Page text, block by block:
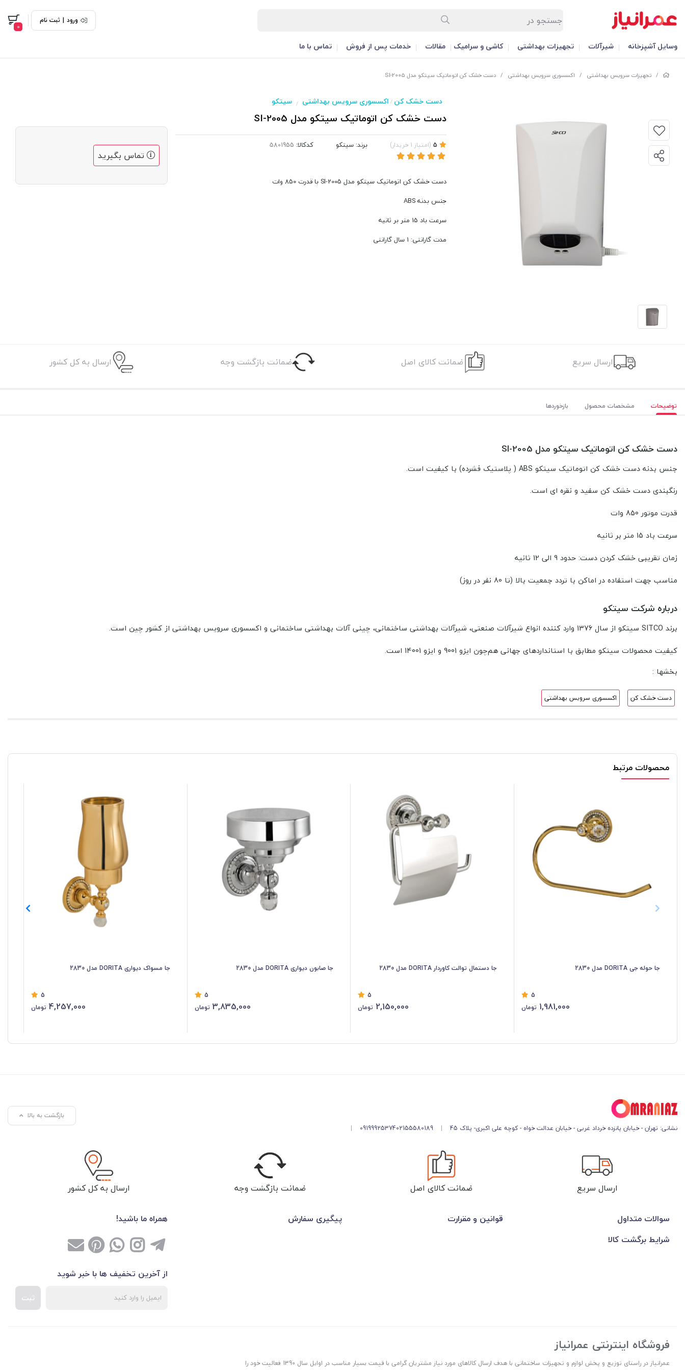
ورود | ثبت نام
0
وسایل آشپزخانه شیرآلات تجهیزات بهداشتی کاشی و سرامیک مقالات خدمات پس از فروش تماس با ما
/ تجهیزات سرویس بهداشتی / اکسسوری سرویس بهداشتی / دست خشک کن اتوماتيک سیتکو مدل 2005-SI
دست خشک کن / اکسسوری سرویس بهداشتی / سیتکو
دست خشک کن اتوماتيک سیتکو مدل 2005-SI
(امتیاز 1 خریدار) برند: سیتکو کدکالا:
دست خشک کن اتوماتيک سیتکو مدل 2005-SI با قدرت 850 وات
جنس بدنه ABS
سرعت باد 15 متر بر ثانیه
مدت گارانتی: 1 سال گارانتی
تماس بگیرید
ارسال سریع ضمانت کالای اصل ضمانت بازگشت وجه ارسال به کل کشور
توضیحات مشخصات محصول بازخوردها
دست خشک کن اتوماتيک سیتکو مدل 2005-SI
جنس بدنه دست خشک کن اتوماتيک سیتکو ABS ( پلاستیک فشرده) با کیفیت است.
رنگبندی دست خشک کن سفید و نقره ای است.
قدرت موتور 850 وات
سرعت باد 15 متر بر ثانیه
زمان تقریبی خشک کردن دست: حدود 9 الی 12 ثانیه
مناسب جهت استفاده در اماکن با تردد جمعیت بالا (تا 80 نفر در روز)
درباره شرکت سیتکو
برند SITCO سیتکو از سال 1376 وارد کننده انواع شیرآلات صنعتی، شیرآلات بهداشتی ساختمانی، چینی آلات بهداشتی ساختمانی و اکسسوری سرویس بهداشتی از کشور چین است.
کیفیت محصولات سیتکو مطابق با استانداردهای جهانی هم‌چون ایزو 9001 و ایزو 14001 است.
بخشها :
دست خشک کن اکسسوری سرویس بهداشتی
محصولات مرتبط
جا حوله جی DORITA مدل 2830
5
1,981,000 تومان
جا دستمال توالت کاوردار DORITA مدل 2830
5
2,150,000 تومان
جا صابون دیواری DORITA مدل 2830
5
3,835,000 تومان
جا مسواک دیواری DORITA مدل 2830
5
4,257,000 تومان
نشانی: تهران - خیابان پانزده خرداد غربی - خیابان عدالت خواه - کوچه علی اکبری- پلاک 45 |
02155580189
09199925374
|
بازگشت به بالا
ارسال سریع ضمانت کالای اصل ضمانت بازگشت وجه ارسال به کل کشور
سوالات متداول قوانین و مقرارت
پیگیری سفارش
شرایط برگشت کالا
همراه ما باشید!
از آخرین تخفیف ها با خبر شوید
ثبت
فروشگاه اینترنتی عمرانیاز
عمرانیاز در راستای توزیع و پخش لوازم و تجهیزات ساختمانی با هدف ارسال کالاهای مورد نیاز مشتریان گرامی با قیمت بسیار مناسب در اوایل سال 1390 فعالیت خود را